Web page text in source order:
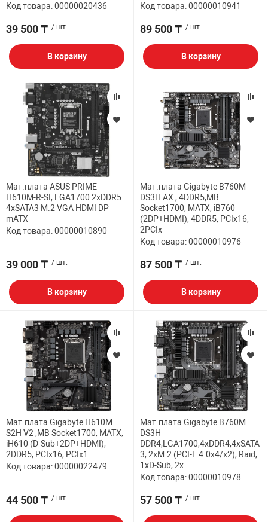
Код товара: 00000020436
39 500 ₸ / шт.
В корзину
Код товара: 00000010941
89 500 ₸ / шт.
В корзину
Мат.плата ASUS PRIME
H610M-R-SI, LGA1700 2xDDR5
4xSATA3 M.2 VGA HDMI DP
mATX
Код товара: 00000010890
39 000 ₸ / шт.
В корзину
Мат.плата Gigabyte B760M
DS3H AX , 4DDR5,MB
Socket1700, MATX, iB760
(2DP+HDMI), 4DDR5, PCIx16,
2PCIx
Код товара: 00000010976
87 500 ₸ / шт.
В корзину
Мат.плата Gigabyte H610M
S2H V2 ,MB Socket1700, MATX,
iH610 (D-Sub+2DP+HDMI),
2DDR5, PCIx16, PCIx1
Код товара: 00000022479
44 500 ₸ / шт.
Мат.плата Gigabyte B760M
DS3H
DDR4,LGA1700,4xDDR4,4xSATA
3, 2xM.2 (PCI-E 4.0x4/x2), Raid,
1xD-Sub, 2х
Код товара: 00000010978
57 500 ₸ / шт.